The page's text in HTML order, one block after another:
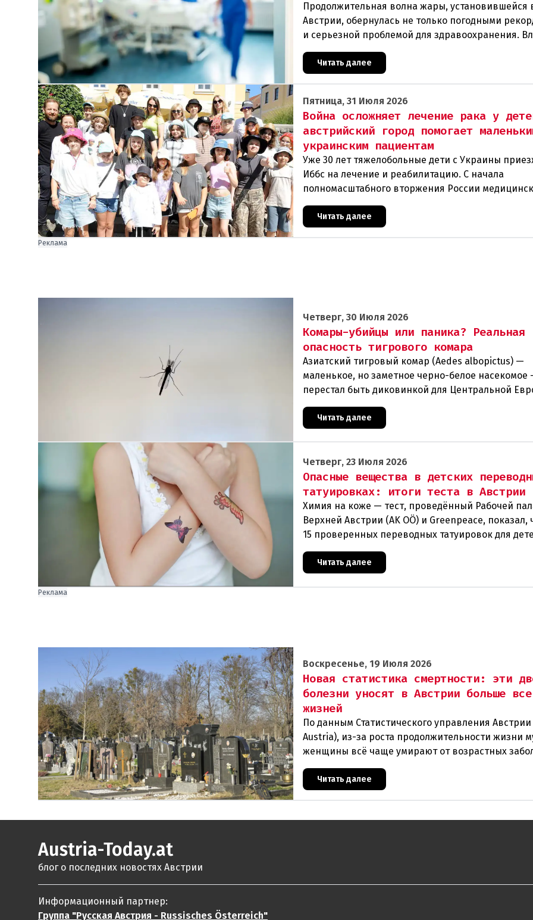
Продолжительная волна жары, установившейся
Австрии, обернулась не только погодными
и серьезной проблемой для здравоохранения.
регистрируют резкий рост случаев заражения
Читать далее
Пятница, 31 Июля 2026
Война осложняет лечение рака у
австрийский город помогает
украинским пациентам
Уже 30 лет тяжелобольные дети с Украины
Иббс на лечение и реабилитацию. С начала
полномасштабного вторжения России
помощь на родине стала еще менее
Чернобыля
Читать далее
Реклама
Четверг, 30 Июля 2026
Комары-убийцы или паника? Реальная
опасность тигрового комара
Азиатский тигровый комар (Aedes albopictus) —
маленькое, но заметное черно-белое насекомое
перестал быть диковинкой для Центральной
последние годы он прочно обосновался в
теперь
Читать далее
Четверг, 23 Июля 2026
Опасные вещества в детских
татуировках: итоги теста в Австрии
Химия на коже — тест, проведённый Рабочей
Верхней Австрии (AK OÖ) и Greenpeace, показал,
15 проверенных переводных татуировок для
рекомендуются к использованию из-за содержа
Читать далее
Реклама
Воскресенье, 19 Июля 2026
Новая статистика смертности: эти
болезни уносят в Австрии больше
жизней
По данным Статистического управления
Austria), из-за роста продолжительности жизни
женщины всё чаще умирают от возрастных
Читать далее
Austria-Today.at
блог о последних новостях Австрии
Информационный партнер:
Группа "Русская Австрия - Russisches Österreich"